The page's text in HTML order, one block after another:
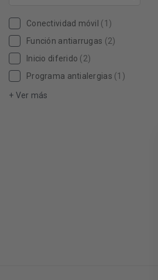
Conectividad móvil (1)
Función antiarrugas (2)
Inicio diferido (2)
Programa antialergias (1)
+ Ver más